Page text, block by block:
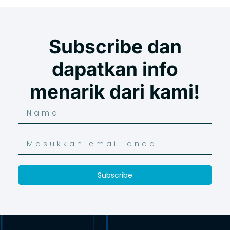
Subscribe dan
dapatkan info
menarik dari kami!
Subscribe